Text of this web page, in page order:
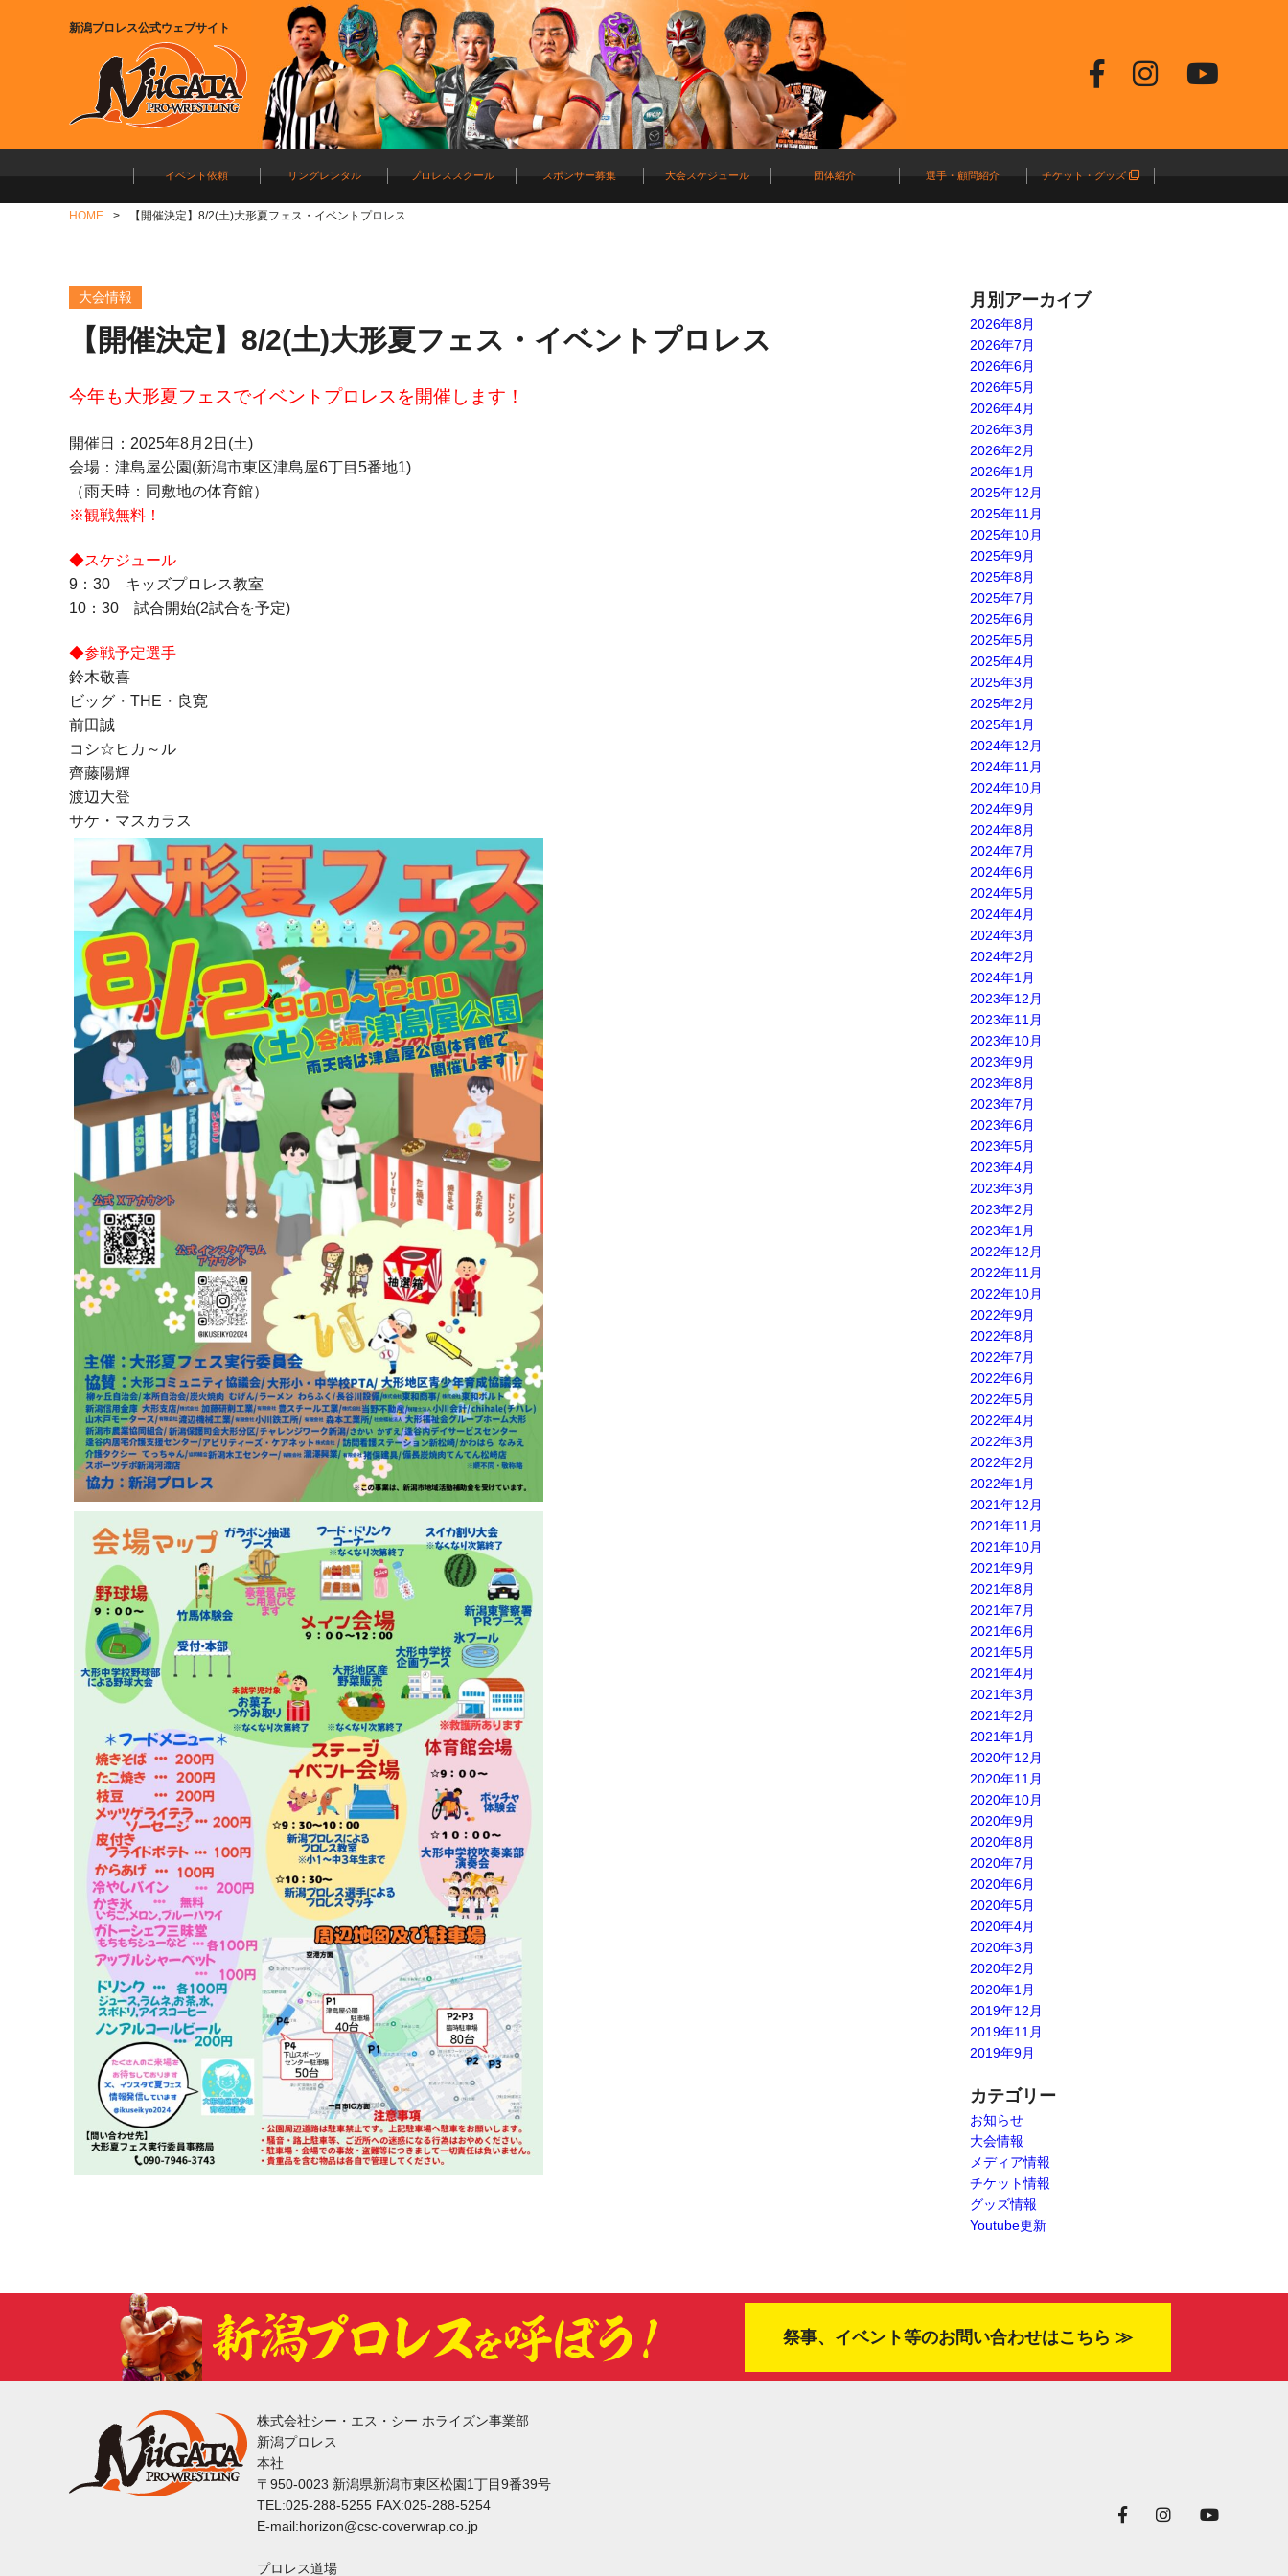
新潟プロレス公式ウェブサイト
イベント依頼 リングレンタル プロレススクール スポンサー募集 大会スケジュール 団体紹介 選手・顧問紹介 チケット・グッズ
HOME 【開催決定】8/2(土)大形夏フェス・イベントプロレス
大会情報
【開催決定】8/2(土)大形夏フェス・イベントプロレス
今年も大形夏フェスでイベントプロレスを開催します！
開催日：2025年8月2日(土)
会場：津島屋公園(新潟市東区津島屋6丁目5番地1)
（雨天時：同敷地の体育館）
※観戦無料！
◆スケジュール
9：30 キッズプロレス教室
10：30 試合開始(2試合を予定)
◆参戦予定選手
鈴木敬喜
ビッグ・THE・良寛
前田誠
コシ☆ヒカ～ル
齊藤陽輝
渡辺大登
サケ・マスカラス
月別アーカイブ
2026年8月
2026年7月
2026年6月
2026年5月
2026年4月
2026年3月
2026年2月
2026年1月
2025年12月
2025年11月
2025年10月
2025年9月
2025年8月
2025年7月
2025年6月
2025年5月
2025年4月
2025年3月
2025年2月
2025年1月
2024年12月
2024年11月
2024年10月
2024年9月
2024年8月
2024年7月
2024年6月
2024年5月
2024年4月
2024年3月
2024年2月
2024年1月
2023年12月
2023年11月
2023年10月
2023年9月
2023年8月
2023年7月
2023年6月
2023年5月
2023年4月
2023年3月
2023年2月
2023年1月
2022年12月
2022年11月
2022年10月
2022年9月
2022年8月
2022年7月
2022年6月
2022年5月
2022年4月
2022年3月
2022年2月
2022年1月
2021年12月
2021年11月
2021年10月
2021年9月
2021年8月
2021年7月
2021年6月
2021年5月
2021年4月
2021年3月
2021年2月
2021年1月
2020年12月
2020年11月
2020年10月
2020年9月
2020年8月
2020年7月
2020年6月
2020年5月
2020年4月
2020年3月
2020年2月
2020年1月
2019年12月
2019年11月
2019年9月
カテゴリー
お知らせ
大会情報
メディア情報
チケット情報
グッズ情報
Youtube更新
祭事、イベント等のお問い合わせはこちら ≫
株式会社シー・エス・シー ホライズン事業部
新潟プロレス
本社
〒950-0023 新潟県新潟市東区松園1丁目9番39号
TEL:025-288-5255 FAX:025-288-5254
E-mail:horizon@csc-coverwrap.co.jp
プロレス道場